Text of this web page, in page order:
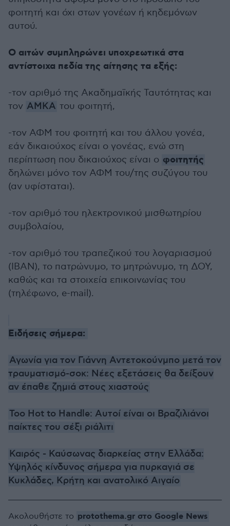
φοιτητή και όχι στων γονέων ή κηδεμόνων
αυτού.
Ο αιτών συμπληρώνει υποχρεωτικά στα
αντίστοιχα πεδία της αίτησης τα εξής:
-τον αριθμό της Ακαδημαϊκής Ταυτότητας και
τον ΑΜΚΑ του φοιτητή,
-τον ΑΦΜ του φοιτητή και του άλλου γονέα,
εάν δικαιούχος είναι ο γονέας, ενώ στη
περίπτωση που δικαιούχος είναι ο φοιτητής
δηλώνει μόνο τον ΑΦΜ του/της συζύγου του
(αν υφίσταται).
-τον αριθμό του ηλεκτρονικού μισθωτηρίου
συμβολαίου,
-τον αριθμό του τραπεζικού του λογαριασμού
(ΙΒΑΝ), το πατρώνυμο, το μητρώνυμο, τη ΔΟΥ,
καθώς και τα στοιχεία επικοινωνίας του
(τηλέφωνο, e-mail).
Ειδήσεις σήμερα:
Αγωνία για τον Γιάννη Αντετοκούνμπο μετά τον
τραυματισμό-σοκ: Νέες εξετάσεις θα δείξουν
αν έπαθε ζημιά στους χιαστούς
Too Hot to Handle: Αυτοί είναι οι Βραζιλιάνοι
παίκτες του σέξι ριάλιτι
Καιρός - Καύσωνας διαρκείας στην Ελλάδα:
Υψηλός κίνδυνος σήμερα για πυρκαγιά σε
Κυκλάδες, Κρήτη και ανατολικό Αιγαίο
Ακολουθήστε το protothema.gr στο Google News